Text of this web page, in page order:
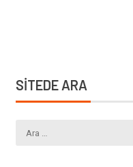
SİTEDE ARA